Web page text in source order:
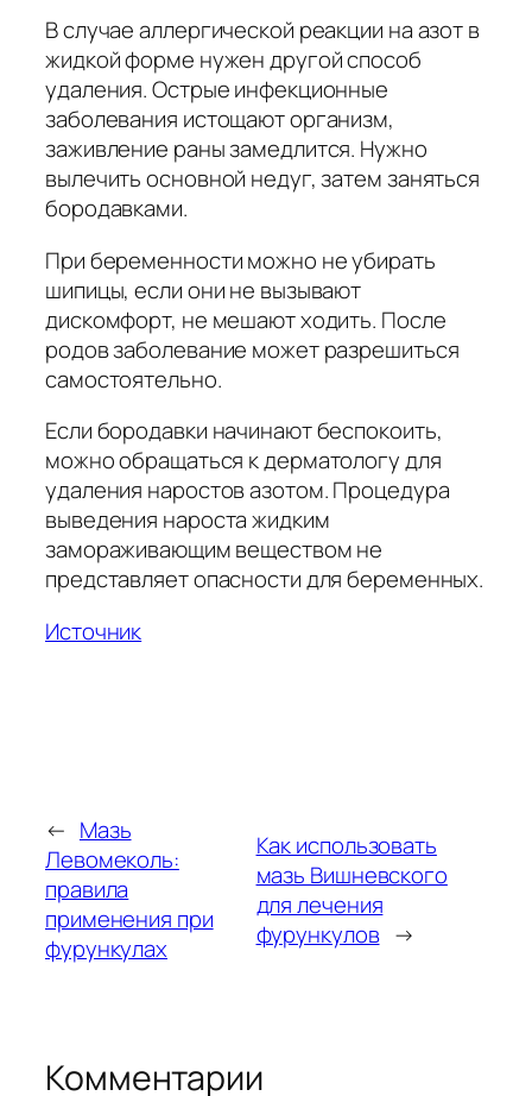
В случае аллергической реакции на азот в
жидкой форме нужен другой способ
удаления. Острые инфекционные
заболевания истощают организм,
заживление раны замедлится. Нужно
вылечить основной недуг, затем заняться
бородавками.
При беременности можно не убирать
шипицы, если они не вызывают
дискомфорт, не мешают ходить. После
родов заболевание может разрешиться
самостоятельно.
Если бородавки начинают беспокоить,
можно обращаться к дерматологу для
удаления наростов азотом. Процедура
выведения нароста жидким
замораживающим веществом не
представляет опасности для беременных.
Источник
← Мазь
Левомеколь:
правила
применения при
фурункулах
Как использовать
мазь Вишневского
для лечения
фурункулов →
Комментарии